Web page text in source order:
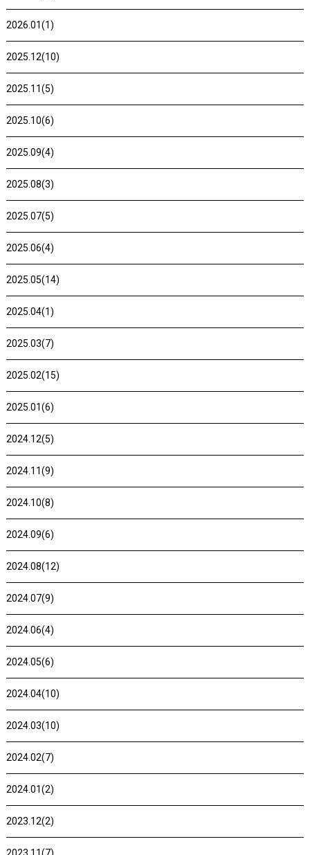
2026.01(1)
2025.12(10)
2025.11(5)
2025.10(6)
2025.09(4)
2025.08(3)
2025.07(5)
2025.06(4)
2025.05(14)
2025.04(1)
2025.03(7)
2025.02(15)
2025.01(6)
2024.12(5)
2024.11(9)
2024.10(8)
2024.09(6)
2024.08(12)
2024.07(9)
2024.06(4)
2024.05(6)
2024.04(10)
2024.03(10)
2024.02(7)
2024.01(2)
2023.12(2)